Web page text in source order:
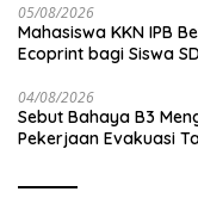
05/08/2026
Mahasiswa KKN IPB
Ecoprint bagi Siswa
04/08/2026
Sebut Bahaya B3
Pekerjaan Evakuasi